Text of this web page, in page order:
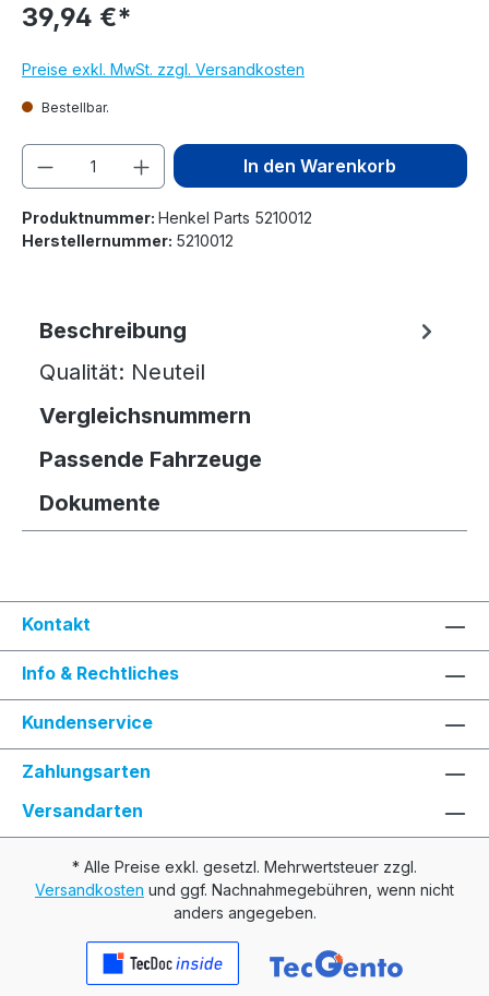
39,94 €*
Preise exkl. MwSt. zzgl. Versandkosten
Bestellbar.
Produkt Anzahl: Gib denIn den Warenkorb
Produktnummer: Henkel Parts 5210012
Herstellernummer: 5210012
Beschreibung
Qualität: Neuteil
Vergleichsnummern
Passende Fahrzeuge
Dokumente
Kontakt
Info & Rechtliches
Kundenservice
Zahlungsarten
Versandarten
* Alle Preise exkl. gesetzl. Mehrwertsteuer zzgl.
Versandkosten und ggf. Nachnahmegebühren, wenn nicht
anders angegeben.